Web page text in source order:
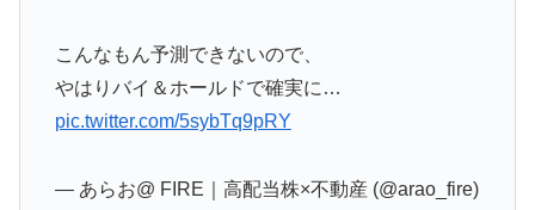
こんなもん予測できないので、
やはりバイ＆ホールドで確実に…
pic.twitter.com/5sybTq9pRY
— あらお@ FIRE｜高配当株×不動産 (@arao_fire)